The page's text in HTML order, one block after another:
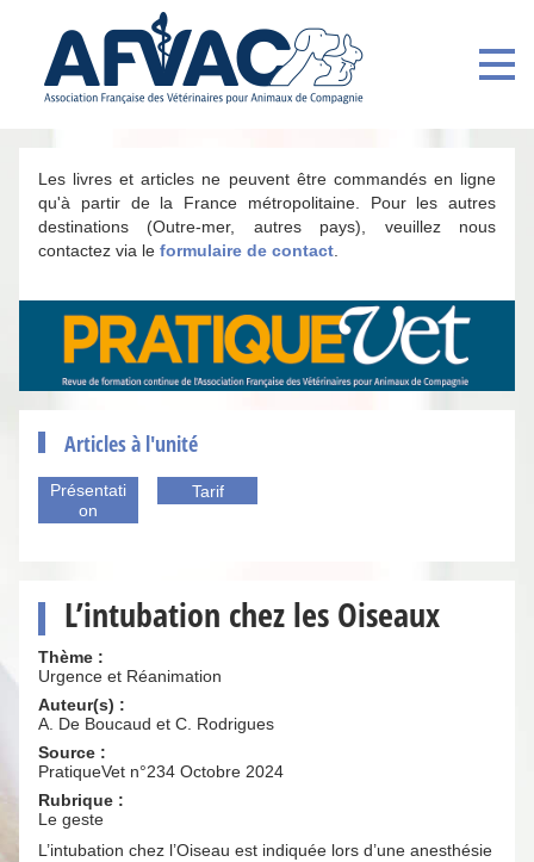
Les livres et articles ne peuvent être commandés en ligne
qu'à partir de la France métropolitaine. Pour les autres
destinations (Outre-mer, autres pays), veuillez nous
contactez via le formulaire de contact
Articles à l'unité
Présentati
on
Tarif
L’intubation chez les Oiseaux
Thème :
Urgence et Réanimation
Auteur(s) :
A. De Boucaud et C. Rodrigues
Source :
PratiqueVet n°234 Octobre 2024
Rubrique :
Le geste
L’intubation chez l’Oiseau est indiquée lors d’une anesthésie